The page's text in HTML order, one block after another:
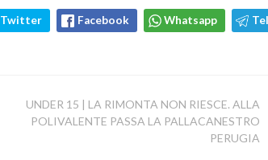
Twitter Facebook Whatsapp
UNDER 15 | LA RIMONTA NON RIESCE. ALLA
POLIVALENTE PASSA LA PALLACANESTRO
PERUGIA